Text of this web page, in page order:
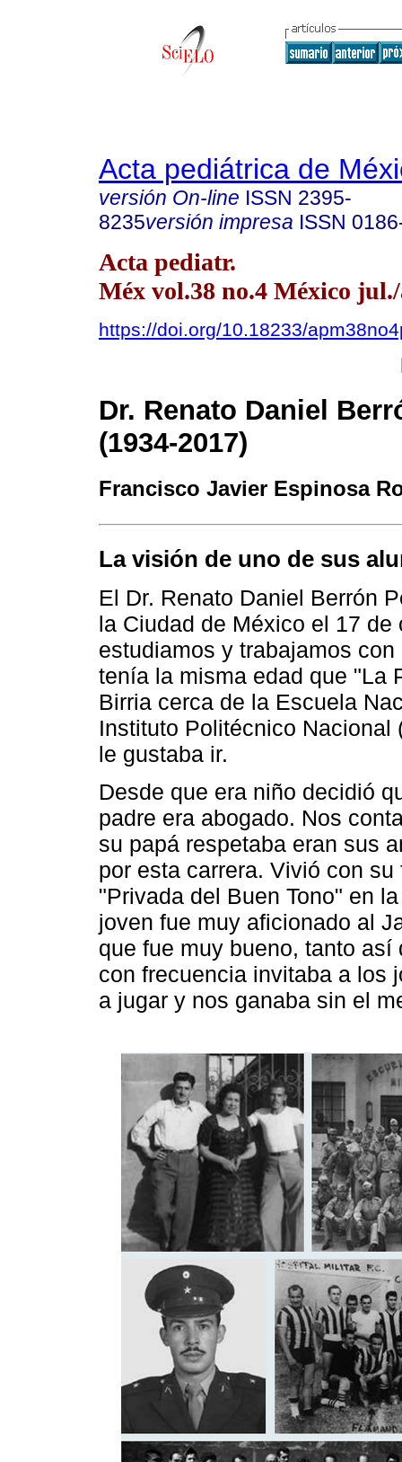
Acta pediátrica de
versión On-line ISSN 2395-
8235versión impresa ISSN
Acta pediatr.
Méx vol.38 no.4 México jul./
https://doi.org/10.18233/
Dr. Renato Daniel
(1934-2017)
Francisco Javier Espinosa
La visión de uno de sus
El Dr. Renato Daniel Berrón
la Ciudad de México el 17
estudiamos y trabajamos
tenía la misma edad que "La
Birria cerca de la Escuela
Instituto Politécnico Nacional
le gustaba ir.
Desde que era niño decidió
padre era abogado. Nos
su papá respetaba eran sus
por esta carrera. Vivió con
"Privada del Buen Tono" en
joven fue muy aficionado al
que fue muy bueno, tanto
con frecuencia invitaba a los
a jugar y nos ganaba sin el